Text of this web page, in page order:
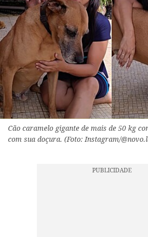
Cão caramelo gigante de mais de 50 kg
com sua doçura. (Foto: Instagram/